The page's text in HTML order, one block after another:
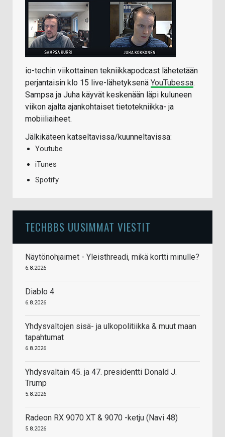
io-techin viikottainen tekniikkapodcast lähetetään
perjantaisin klo 15 live-lähetyksenä YouTubessa.
Sampsa ja Juha käyvät keskenään läpi kuluneen
viikon ajalta ajankohtaiset tietotekniikka- ja
mobiiliaiheet.
Jälkikäteen katseltavissa/kuunneltavissa:
Youtube
iTunes
Spotify
TECHBBS UUSIMMAT VIESTIT
Näytönohjaimet - Yleisthreadi, mikä kortti minulle?
6.8.2026
Diablo 4
6.8.2026
Yhdysvaltojen sisä- ja ulkopolitiikka & muut maan
tapahtumat
6.8.2026
Yhdysvaltain 45. ja 47. presidentti Donald J.
Trump
5.8.2026
Radeon RX 9070 XT & 9070 -ketju (Navi 48)
5.8.2026